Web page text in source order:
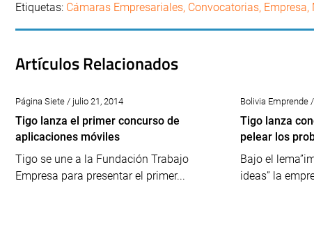
Etiquetas: Cámaras Empresariales, Convocatorias, Empresa,
Artículos Relacionados
Página Siete / julio 21, 2014
Tigo lanza el primer concurso de
aplicaciones móviles
Tigo se une a la Fundación Trabajo
Empresa para presentar el primer...
Bolivia Emprende
Tigo lanza
pelear los
Bajo el
ideas” la